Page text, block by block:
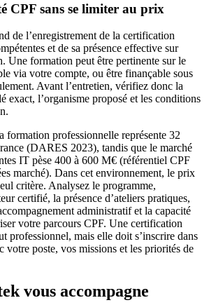
CPF sans se limiter au prix
de l’enregistrement de la certification
et de sa présence effective sur
Une formation peut être pertinente sur le
via votre compte, ou être finançable sous
Avant l’entretien, vérifiez donc la
exact, l’organisme proposé et les conditions
formation professionnelle représente 32
(DARES 2023), tandis que le marché
IT pèse 400 à 600 M€ (référentiel CPF
marché). Dans cet environnement, le prix
critère. Analysez le programme,
certifié, la présence d’ateliers pratiques,
administratif et la capacité
votre parcours CPF. Une certification
professionnel, mais elle doit s’inscrire dans
votre poste, vos missions et les priorités de
vous accompagne